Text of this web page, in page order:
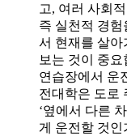
고, 여러 사회
즉 실천적 경험
서 현재를 살아
보는 것이 중
연습장에서 운
전대학은 도로
‘옆에서 다른
게 운전할 것인